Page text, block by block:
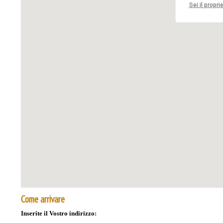
Sei il
Come arrivare
Inserite il Vostro indirizzo: